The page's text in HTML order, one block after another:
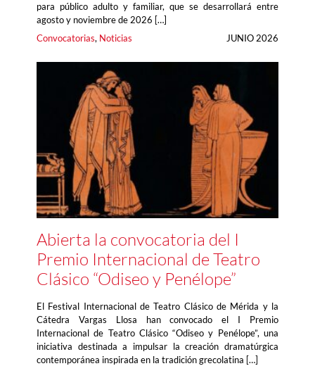
para público adulto y familiar, que se desarrollará entre
agosto y noviembre de 2026 […]
Convocatorias, Noticias JUNIO 2026
Abierta la convocatoria del I
Premio Internacional de Teatro
Clásico “Odiseo y Penélope”
El Festival Internacional de Teatro Clásico de Mérida y la
Cátedra Vargas Llosa han convocado el I Premio
Internacional de Teatro Clásico “Odiseo y Penélope”, una
iniciativa destinada a impulsar la creación dramatúrgica
contemporánea inspirada en la tradición grecolatina […]